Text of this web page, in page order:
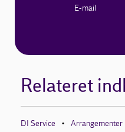
E-mail
Relateret
DI Service • Arrangementer